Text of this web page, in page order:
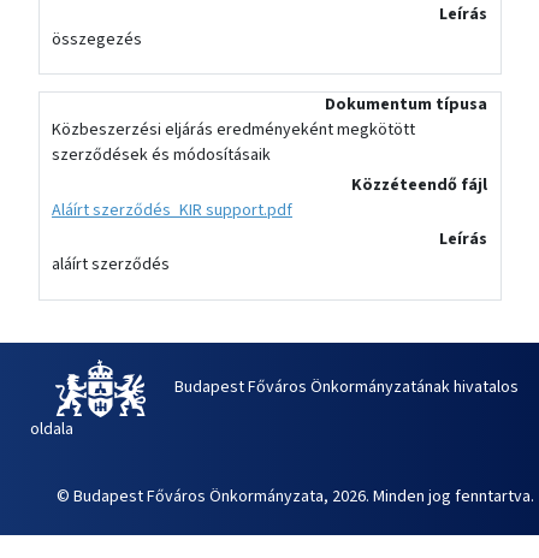
Leírás
összegezés
Dokumentum típusa
Közbeszerzési eljárás eredményeként megkötött
szerződések és módosításaik
Közzéteendő fájl
Aláírt szerződés_KIR support.pdf
Leírás
aláírt szerződés
Budapest Főváros Önkormányzatának hivatalos
oldala
© Budapest Főváros Önkormányzata, 2026. Minden jog fenntartva.